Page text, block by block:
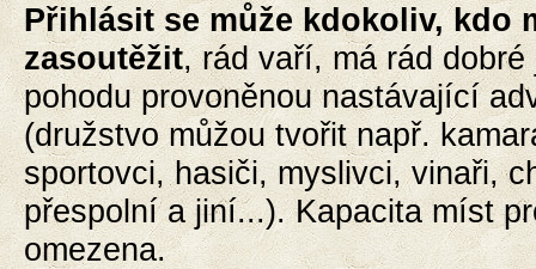
Přihlásit se může kdokoliv, kdo
zasoutěžit, rád vaří, má rád
pohodu provoněnou nastávající
(družstvo můžou tvořit např.
sportovci,hasiči, myslivci, vinaři,
přespolní a jiní...). Kapacita míst
omezena.